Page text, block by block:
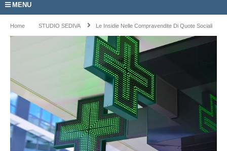
MENU
Home STUDIO SEDIVA Le Insidie Nelle Compravendite Di Quote Sociali